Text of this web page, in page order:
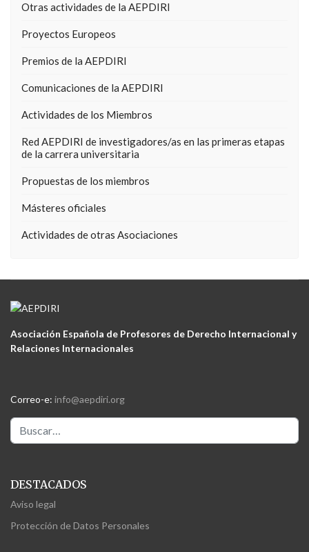
Otras actividades de la AEPDIRI
Proyectos Europeos
Premios de la AEPDIRI
Comunicaciones de la AEPDIRI
Actividades de los Miembros
Red AEPDIRI de investigadores/as en las primeras etapas
de la carrera universitaria
Propuestas de los miembros
Másteres oficiales
Actividades de otras Asociaciones
Asociación Española de Profesores de Derecho Internacional y
Relaciones Internacionales
Correo-e: info@aepdiri.org
Buscar
DESTACADOS
Aviso legal
Protección de Datos Personales